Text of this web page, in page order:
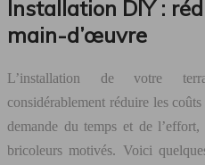
Installation DIY :
main-d’œuvre
L’installation de votre
considérablement réduire les
demande du temps et de
bricoleurs motivés. Voici